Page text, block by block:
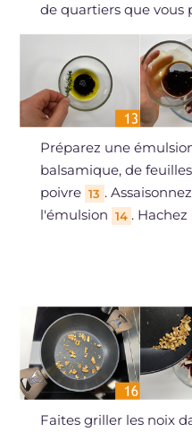
de quartiers que vous
Préparez une
balsamique, de
poivre 13 .
l'émulsion 14 . Hachez
Faites griller les noix